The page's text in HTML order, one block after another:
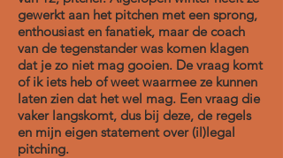
gewerkt aan het pitchen met een sprong,
enthousiast en fanatiek, maar de coach
van de tegenstander was komen klagen
dat je zo niet mag gooien. De vraag komt
of ik iets heb of weet waarmee ze kunnen
laten zien dat het wel mag. Een vraag die
vaker langskomt, dus bij deze, de regels
en mijn eigen statement over (il)legal
pitching.